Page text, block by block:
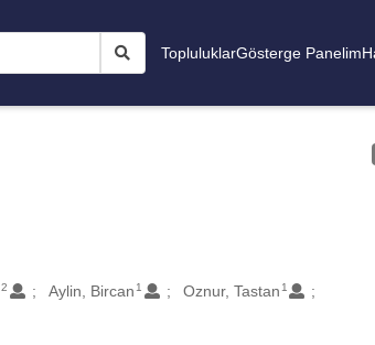
TopluluklarGösterge Panelim
2 Aylin, Bircan 1 Oznur, Tastan 1